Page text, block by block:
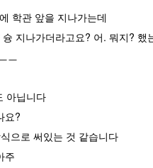
학관 앞을 지나가는데
지나가더라고요? 어. 뭐지?
ㅡ
아닙니다
요?
으로 써있는 것 같습니다
주